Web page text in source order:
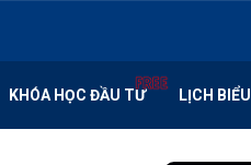
KHÓA HỌC ĐẦU TƯ LỊCH BIỂU